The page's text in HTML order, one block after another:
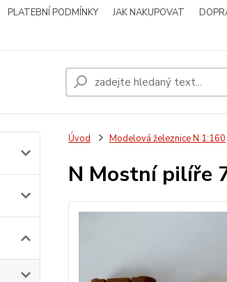
PLATEBNÍ PODMÍNKY JAK NAKUPOVAT
Úvod Modelová železnice N 1:160
N Mostní pilíře